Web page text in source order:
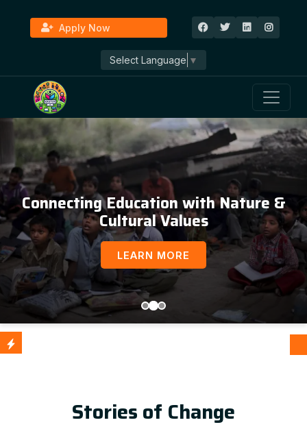
Apply Now
Select Language ▼
Education, Awareness & Social
Development
LEARN MORE
Stories of Change